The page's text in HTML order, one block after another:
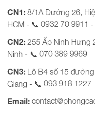
CN1: 8/1A Đường 26,
HCM - 📞 0932 70 9911 -
CN2: 255 Ấp Ninh Hưng
Ninh - 📞 070 389 9969
CN3: Lô B4 số 15 đường
Giang - 📞 093 918 1227
Email: